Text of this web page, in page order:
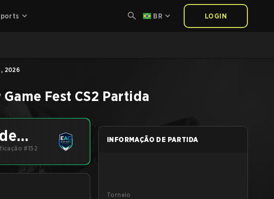
BR LOGIN
2026
Fest CS2 Partida
#152
INFORMAÇÃO DE PARTIDA
Torneio